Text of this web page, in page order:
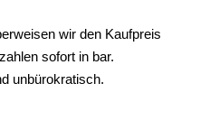
wir den Kaufpreis
sofort in bar.
unbürokratisch.